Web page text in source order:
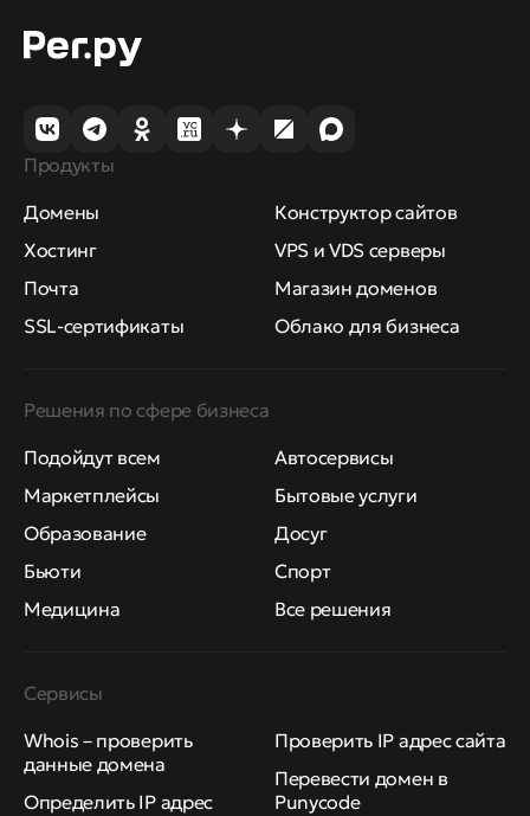
Продукты
Домены
Хостинг
Почта
SSL-сертификаты
Конструктор сайтов
VPS и VDS серверы
Магазин доменов
Облако для бизнеса
Решения по сфере бизнеса
Подойдут всем
Маркетплейсы
Образование
Бьюти
Медицина
Автосервисы
Бытовые услуги
Досуг
Спорт
Все решения
Сервисы
Whois – проверить
данные домена
Определить IP адрес
Проверить IP адрес сайта
Перевести домен в
Punycode